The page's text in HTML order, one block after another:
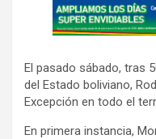
A
d
e
r
El pasado sábado, tras
del Estado boliviano,
Excepción en todo el
En primera instancia,